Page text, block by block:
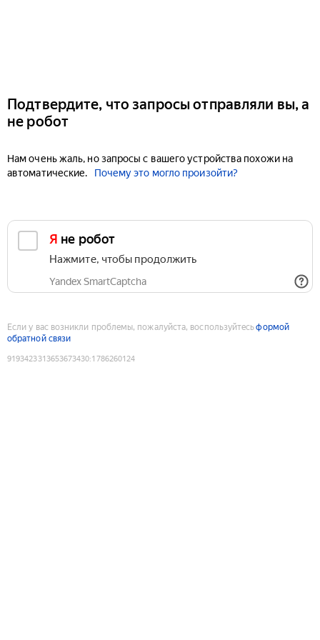
Подтвердите, что запросы отправляли вы, а
не робот
Нам очень жаль, но запросы с вашего устройства похожи на
автоматические.
Почему это могло произойти?
Я не робот
Нажмите, чтобы продолжить
Yandex SmartCaptcha
Если у вас возникли проблемы, пожалуйста, воспользуйтесьформой
обратной связи
9193423313653673430:1786260124